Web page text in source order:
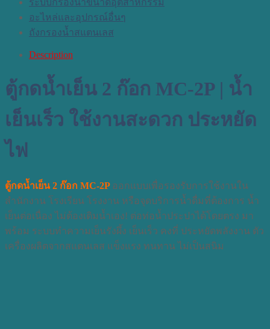
อะไหล่และอุปกรณ์อื่นๆ
ถังกรองน้ำสแตนเลส
Description
ตู้กดน้ำเย็น 2 ก๊อก MC-2P | น้ำ
เย็นเร็ว ใช้งานสะดวก ประหยัด
ไฟ
ตู้กดน้ำเย็น 2 ก๊อก MC-2P ออกแบบเพื่อรองรับการใช้งานใน
สำนักงาน โรงเรียน โรงงาน หรือจุดบริการน้ำดื่มที่ต้องการ น้ำ
เย็นต่อเนื่อง ไม่ต้องเติมน้ำเอง! ต่อท่อน้ำประปาได้โดยตรง มา
พร้อม ระบบทำความเย็นรังผึ้ง เย็นเร็ว คงที่ ประหยัดพลังงาน ตัว
เครื่องผลิตจากสแตนเลส แข็งแรง ทนทาน ไม่เป็นสนิม